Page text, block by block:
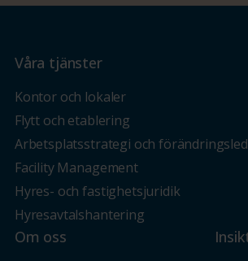
Våra tjänster
Kontor och lokaler
Flytt och etablering
Arbetsplatsstrategi och
Facility Management
Hyres- och fastighetsjuridik
Hyresavtalshantering
Om oss